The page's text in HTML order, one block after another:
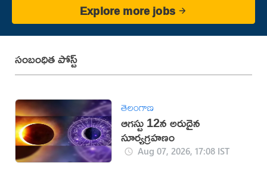
Explore more jobs
సంబంధిత పోస్ట్
తెలంగాణ
ఆగస్టు 12న అరుదైన
సూర్యగ్రహణం
Aug 07, 2026, 17:08 IST